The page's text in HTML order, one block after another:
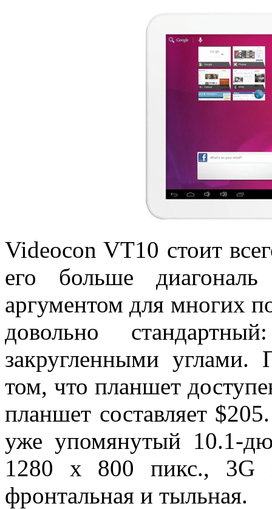
Videocon VT10 стоит
его больше
аргументом для многих
довольно
закругленными углами.
том, что планшет
планшет составляет
уже упомянутый 10.1-
1280 x 800 пикс.,
фронтальная и тыльная.